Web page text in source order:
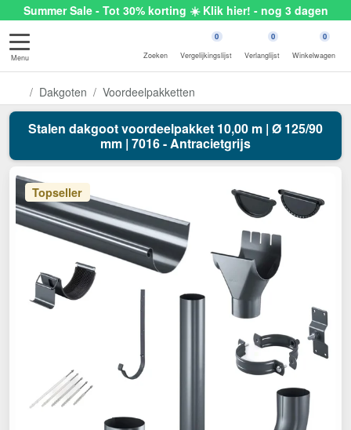
Summer Sale - Tot 30% korting ☀️ Klik hier! - nog 3 dagen
Menu Zoeken
0
Vergelijkingslijst
0
Verlanglijst
0
Winkelwagen
Dakgoten Voordeelpakketten
Stalen dakgoot voordeelpakket 10,00 m | Ø 125/90
mm | 7016 - Antracietgrijs
Topseller